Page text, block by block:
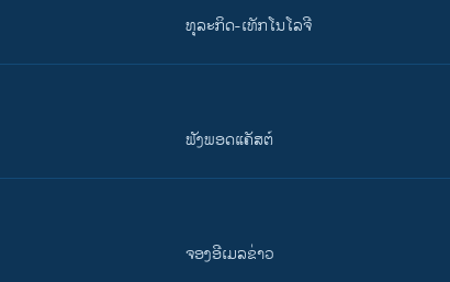
ທຸລະກິດ-ເທັກໂນໂລຈີ
ຟັງພອດແຄັສຕ໌
ຈອງອີເມລຂ່າວ